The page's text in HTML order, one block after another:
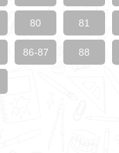
80 81
86-87 88